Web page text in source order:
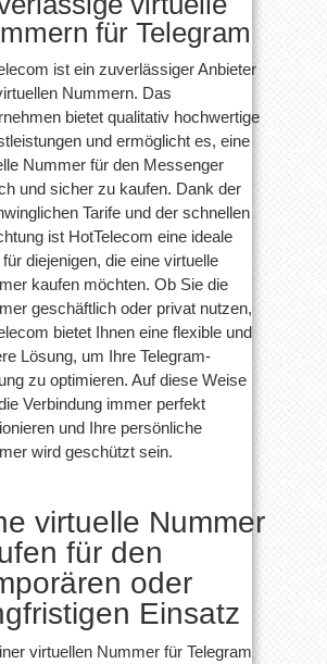
für Telegram
ist ein zuverlässiger Anbieter
Nummern. Das
bietet qualitativ hochwertige
und ermöglicht es, eine
Nummer für den Messenger
und sicher zu kaufen. Dank der
Tarife und der schnellen
ist HotTelecom eine ideale
für diejenigen, die eine virtuelle
kaufen möchten. Ob Sie die
geschäftlich oder privat nutzen,
bietet Ihnen eine flexible und
Lösung, um Ihre Telegram-
zu optimieren. Auf diese Weise
Verbindung immer perfekt
und Ihre persönliche
wird geschützt sein.
virtuelle Nummer
für den
oder
Einsatz
virtuellen Nummer für Telegram